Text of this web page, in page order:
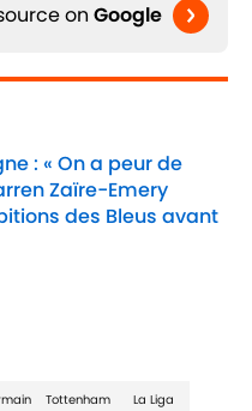
on Google
: « On a peur de
Zaïre-Emery
des Bleus avant
Date
Tottenham La Liga